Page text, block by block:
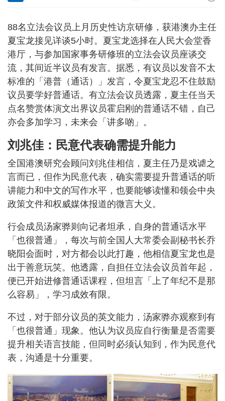
88名立法会议员上月历史性访京研修，获港澳办主任
夏宝龙接见详谈5小时。夏宝龙选择在人民大会堂香
港厅，与参加国家事务研修班的立法会议员座谈交
流，其间近半议员有发言。据悉，有议员以发音不太
标准的「港普（通话）」发言，令夏宝龙忍不住鼓励
议员要学好普通话。有立法会议员透露，夏主任当天
点名赞赏体演文出界议员霍启刚的普通话不错，自己
亦会多加学习，未来会「讲多啲」。
刘兆佳：民意代表确需提升能力
全国港澳研究会顾问刘兆佳相信，夏主任乃是戏谑之
言而已，但作为民意代表，确实需要提升普通话的听
讲能力和中文的写作水平，也要能够读懂和领会中央
政策文件和权威媒体报道的微言大义。
行会成员汤家骅则向记者坦承，自身的普通话水平
「也很普通」，每次与前全国人大常委会副秘书长乔
晓阳会面时，对方都会以此打趣，他相信夏宝龙也是
出于善意玩笑。他透露，自担任立法会议员首年起，
便已开始进修普通话课程，但坦言「上了年纪不是那
么容易」，学习成效有限。
不过，对于部分议员的英文能力，汤家骅亦观察到有
「也很普通」现象。他认为议员应自行衡量是否需要
提升相关语言技能，但同时必须认知到，作为民意代
表，沟通是十分重要。